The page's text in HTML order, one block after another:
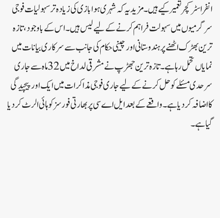
انفراسٹرکچر تعمیر کیے ہیں۔ مزید یہ کہ شہری ہوا بازی کی زیادہ تر سہولیات فوجی
سرگرمیوں میں سہولت فراہم کرنے کے لیے لیس ہیں۔اس کے باوجود، تازہ
ترین بھڑک اٹھنے پر ہندوستانی اور چینی حکام کی جانب سے سرکاری بیانات میں
نمایاں تحمل رہا ہے۔تازہ ترین جھڑپ نے مشرقی لداخ میں 32 ماہ سے جاری
سرحدی مسئلے کو حل کرنے کے لیے جاری فوجی مذاکرات میں ایک اور پیچیدگی
کا اضافہ کر دیا ہے۔واقعے کے بعد ایل اے سی پر بھارتی فورسز کو ہائی الرٹ کر دیا
گیا ہے۔